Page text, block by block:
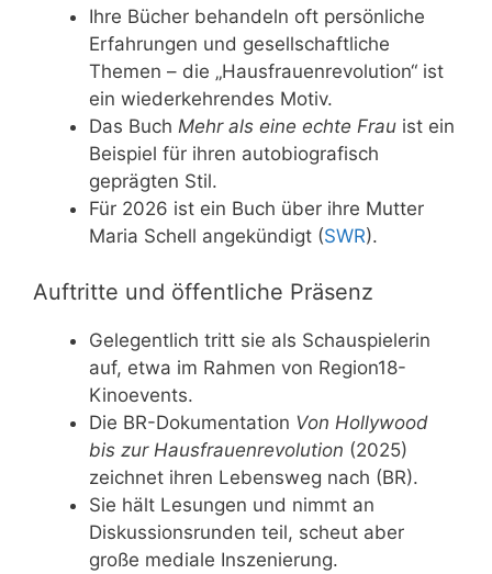
Ihre Bücher behandeln oft persönliche
Erfahrungen und gesellschaftliche
Themen – die „Hausfrauenrevolution“ ist
ein wiederkehrendes Motiv.
Das Buch Mehr als eine echte Frau ist ein
Beispiel für ihren autobiografisch
geprägten Stil.
Für 2026 ist ein Buch über ihre Mutter
Maria Schell angekündigt (SWR).
Auftritte und öffentliche Präsenz
Gelegentlich tritt sie als Schauspielerin
auf, etwa im Rahmen von Region18-
Kinoevents.
Die BR-Dokumentation Von Hollywood
bis zur Hausfrauenrevolution (2025)
zeichnet ihren Lebensweg nach (BR).
Sie hält Lesungen und nimmt an
Diskussionsrunden teil, scheut aber
große mediale Inszenierung.